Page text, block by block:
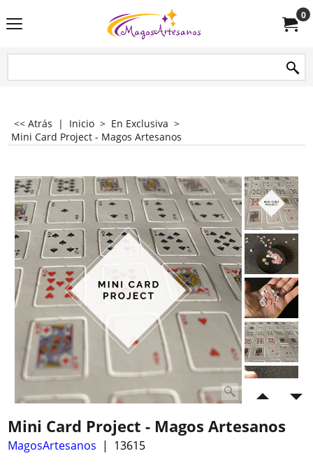
0
<< Atrás | Inicio > En Exclusiva >
Mini Card Project - Magos Artesanos
Mini Card Project - Magos Artesanos
MagosArtesanos
13615